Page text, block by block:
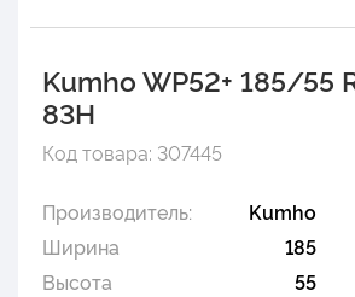
Kumho WP52+ 185/55
83H
Код товара: 307445
Производитель:
Kumho
Ширина
185
Высота
55